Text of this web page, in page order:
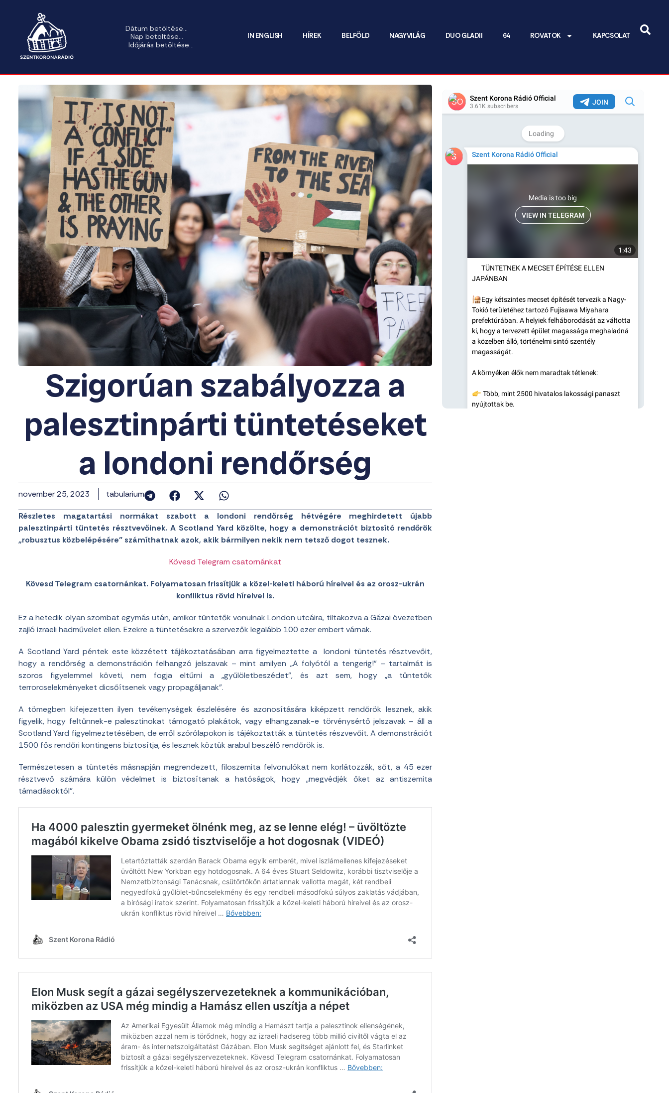
Dátum betöltése...
Nap betöltése...
Időjárás betöltése...
IN ENGLISH HÍREK BELFÖLD NAGYVILÁG DUO GLADII 64 ROVATOK KAPCSOLAT
Szigorúan szabályozza a
palesztinpárti tüntetéseket
a londoni rendőrség
november 25, 2023 tabularium
Részletes magatartási normákat szabott a londoni rendőrség hétvégére meghirdetett újabb
palesztinpárti tüntetés résztvevőinek. A Scotland Yard közölte, hogy a demonstrációt biztosító rendőrök
„robusztus közbelépésére” számíthatnak azok, akik bármilyen nekik nem tetsző dogot tesznek.
Kövesd Telegram csatornánkat
Kövesd Telegram csatornánkat. Folyamatosan frissítjük a közel-keleti háború híreivel és az orosz-ukrán
konfliktus rövid híreivel is.
Ez a hetedik olyan szombat egymás után, amikor tüntetők vonulnak London utcáira, tiltakozva a Gázai övezetben
zajló izraeli hadművelet ellen. Ezekre a tüntetésekre a szervezők legalább 100 ezer embert várnak.
A Scotland Yard péntek este közzétett tájékoztatásában arra figyelmeztette a londoni tüntetés résztvevőit,
hogy a rendőrség a demonstráción felhangzó jelszavak – mint amilyen „A folyótól a tengerig!” – tartalmát is
szoros figyelemmel követi, nem fogja eltűrni a „gyűlöletbeszédet”, és azt sem, hogy „a tüntetők
terrorcselekményeket dicsőítsenek vagy propagáljanak”.
A tömegben kifejezetten ilyen tevékenységek észlelésére és azonosítására kiképzett rendőrök lesznek, akik
figyelik, hogy feltűnnek-e palesztinokat támogató plakátok, vagy elhangzanak-e törvénysértő jelszavak – áll a
Scotland Yard figyelmeztetésében, de erről szórólapokon is tájékoztatták a tüntetés részvevőit. A demonstrációt
1500 fős rendőri kontingens biztosítja, és lesznek köztük arabul beszélő rendőrök is.
Természetesen a tüntetés másnapján megrendezett, filoszemita felvonulókat nem korlátozzák, sőt, a 45 ezer
résztvevő számára külön védelmet is biztosítanak a hatóságok, hogy „megvédjék őket az antiszemita
támadásoktól”.